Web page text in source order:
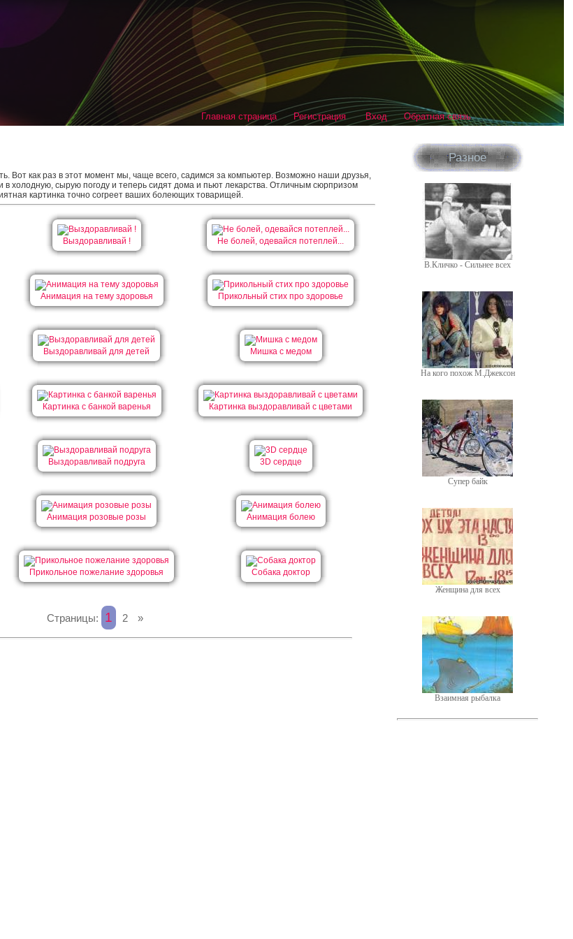
Главная страница Регистрация Вход Обратная связь
Вот как раз в этот момент мы, чаще всего, садимся за компьютер. Возможно наши друзья,
холодную, сырую погоду и теперь сидят дома и пьют лекарства. Отличным сюрпризом
картинка точно согреет ваших болеющих товарищей.
Выздоравливай ! Не болей, одевайся потеплей...
Анимация на тему здоровья Прикольный стих про здоровье
Выздоравливай для детей Мишка с медом
Картинка с банкой варенья Картинка выздоравливай с цветами
Выздоравливай подруга 3D сердце
Анимация розовые розы Анимация болею
Прикольное пожелание здоровья Собака доктор
Страницы: 1 2 »
Разное
В.Кличко - Сильнее всех
На кого похож М.Джексон
Супер байк
Женщина для всех
Взаимная рыбалка